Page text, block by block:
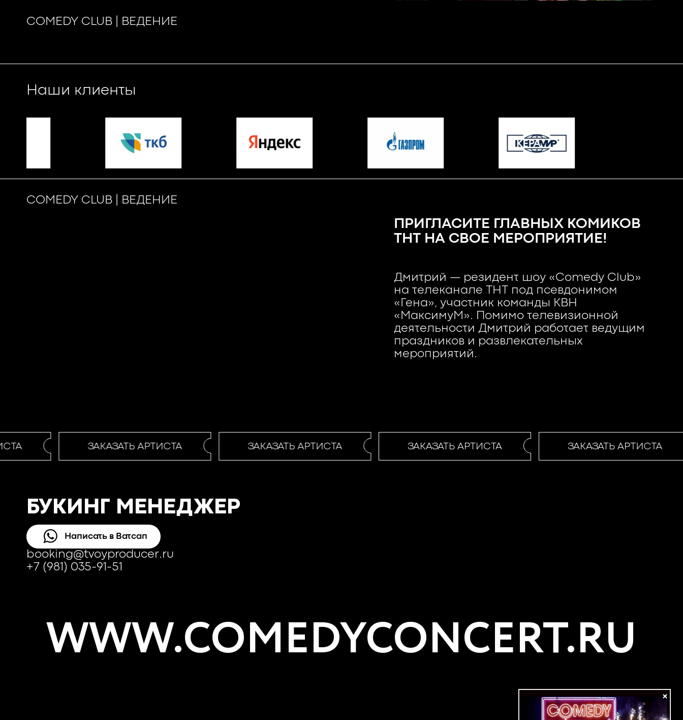
COMEDY CLUB | ВЕДЕНИЕ
Наши клиенты
COMEDY CLUB | ВЕДЕНИЕ
ПРИГЛАСИТЕ ГЛАВНЫХ КОМИКОВ
ТНТ НА СВОЕ МЕРОПРИЯТИЕ!
Дмитрий — резидент шоу «Comedy Club»
на телеканале ТНТ под псевдонимом
«Гена», участник команды КВН
«МаксимуМ». Помимо телевизионной
деятельности Дмитрий работает ведущим
праздников и развлекательных
мероприятий.
ЗАКАЗАТЬ АРТИСТА ЗАКАЗАТЬ АРТИСТА ЗАКАЗАТЬ АРТИСТА ЗАКАЗАТЬ АРТИСТА
БУКИНГ МЕНЕДЖЕР
Написать в Ватсап
booking@tvoyproducer.ru
+7 (981) 035-91-51
×
WWW.COMEDYCONCERT.RU